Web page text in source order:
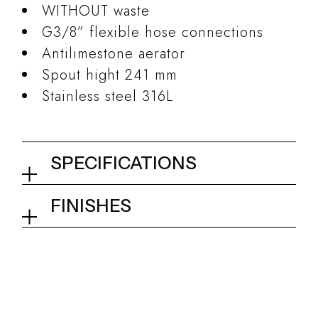
WITHOUT waste
G3/8” flexible hose connections
Antilimestone aerator
Spout hight 241 mm
Stainless steel 316L
SPECIFICATIONS
Basin mixer - high Ø 34 mm
FINISHES